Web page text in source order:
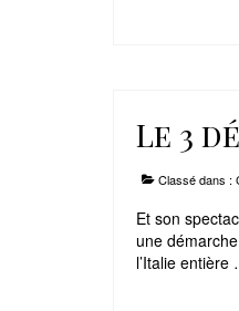
Le 3
Classé dans :
Et son
une
l’Italie entière